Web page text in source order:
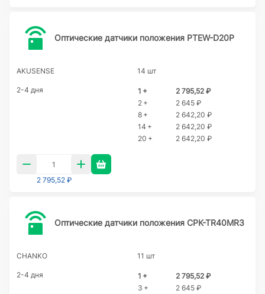
Оптические датчики положения PTEW-D20P
AKUSENSE 14 шт
2-4 дня 1 +
2 795,52 ₽
2 +
2 645 ₽
8 +
2 642,20 ₽
14 +
2 642,20 ₽
20 +
2 642,20 ₽
2 795,52 ₽
Оптические датчики положения CPK-TR40MR3
CHANKO 11 шт
2-4 дня 1 +
2 795,52 ₽
3 +
2 645 ₽